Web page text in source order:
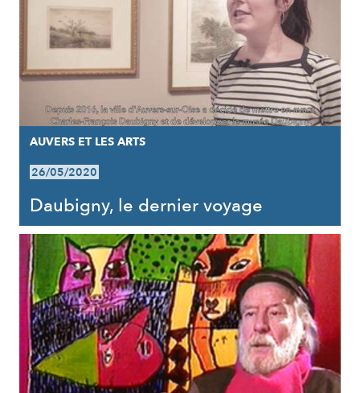
AUVERS ET LES ARTS
26/05/2020
Daubigny, le dernier voyage